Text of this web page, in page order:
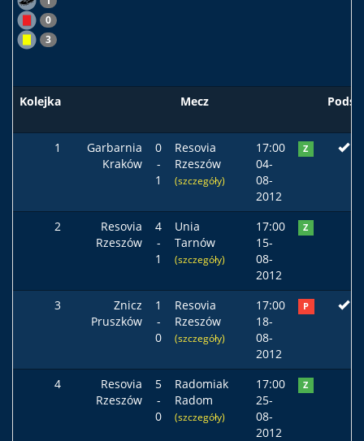
0
3
Kolejka Mecz Podst
1
Garbarnia
Kraków
0
-
1
Resovia
Rzeszów
(szczegóły)
17:00
04-
08-
2012
Z
2
Resovia
Rzeszów
4
-
1
Unia
Tarnów
(szczegóły)
17:00
15-
08-
2012
Z
3
Znicz
Pruszków
1
-
0
Resovia
Rzeszów
(szczegóły)
17:00
18-
08-
2012
P
4
Resovia
Rzeszów
5
-
0
Radomiak
Radom
(szczegóły)
17:00
25-
08-
2012
Z